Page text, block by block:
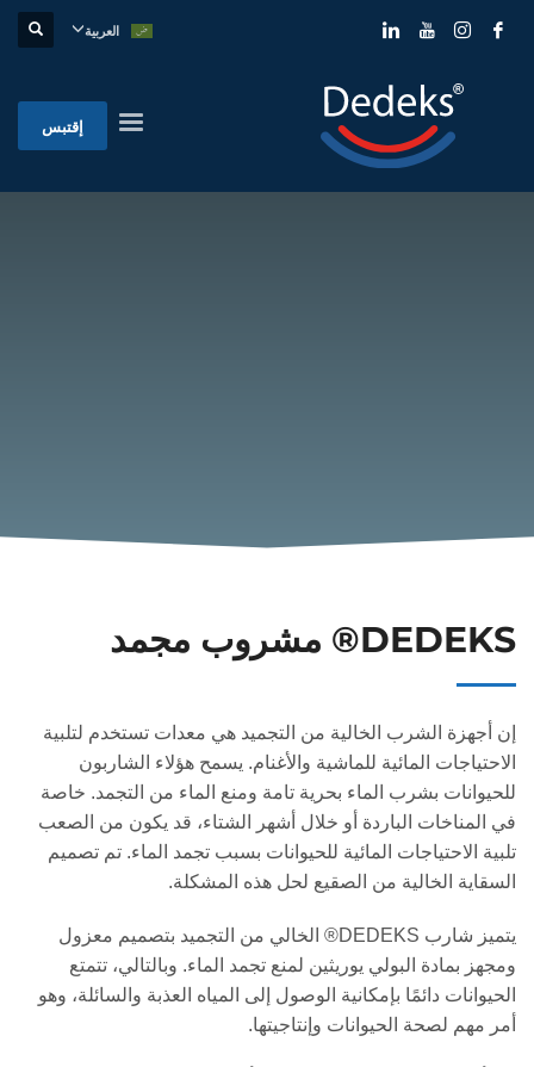
العربية
إقتبس
DEDEKS® مشروب مجمد
إن أجهزة الشرب الخالية من التجميد هي معدات تستخدم لتلبية
الاحتياجات المائية للماشية والأغنام. يسمح هؤلاء الشاربون
للحيوانات بشرب الماء بحرية تامة ومنع الماء من التجمد. خاصة
في المناخات الباردة أو خلال أشهر الشتاء، قد يكون من الصعب
تلبية الاحتياجات المائية للحيوانات بسبب تجمد الماء. تم تصميم
السقاية الخالية من الصقيع لحل هذه المشكلة.
يتميز شارب DEDEKS® الخالي من التجميد بتصميم معزول
ومجهز بمادة البولي يوريثين لمنع تجمد الماء. وبالتالي، تتمتع
الحيوانات دائمًا بإمكانية الوصول إلى المياه العذبة والسائلة، وهو
أمر مهم لصحة الحيوانات وإنتاجيتها.